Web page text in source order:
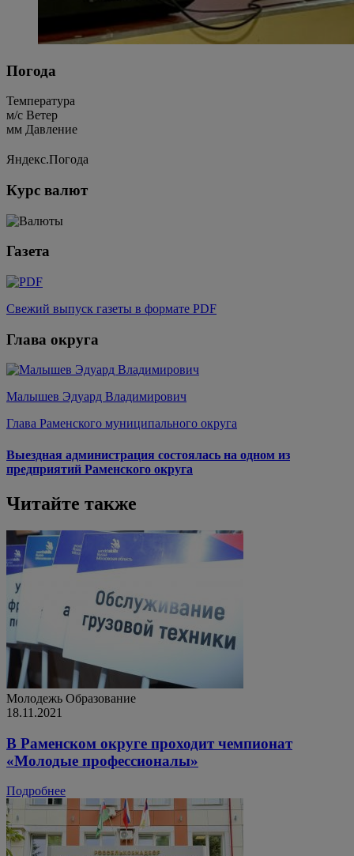
Погода
Температура
м/c Ветер
мм Давление
Яндекс.Погода
Курс валют
Газета
Свежий выпуск газеты в формате PDF
Глава округа
Малышев Эдуард Владимирович
Глава Раменского муниципального округа
Выездная администрация состоялась на одном из
предприятий Раменского округа
Читайте также
Молодежь Образование
18.11.2021
В Раменском округе проходит чемпионат
«Молодые профессионалы»
Подробнее